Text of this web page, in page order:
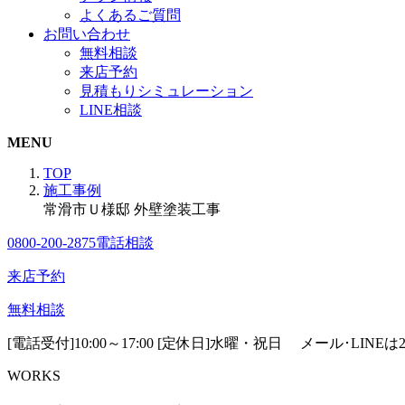
よくあるご質問
お問い合わせ
無料相談
来店予約
見積もりシミュレーション
LINE相談
MENU
TOP
施工事例
常滑市Ｕ様邸 外壁塗装工事
0800-200-2875電話相談
来店予約
無料相談
[電話受付]10:00～17:00 [定休日]水曜・祝日 メール･LINEは
WORKS